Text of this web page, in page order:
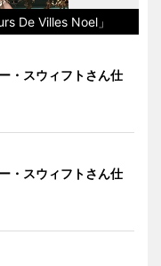
De Villes Noel」
・スウィフトさん仕
・スウィフトさん仕